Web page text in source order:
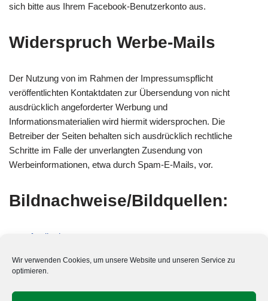
Wir verwenden Cookies, um unsere Website und unseren Service zu
optimieren.
sich bitte aus Ihrem Facebook-Benutzerkonto aus.
Widerspruch Werbe-Mails
Der Nutzung von im Rahmen der Impressumspflicht
veröffentlichten Kontaktdaten zur Übersendung von nicht
ausdrücklich angeforderter Werbung und
Informationsmaterialien wird hiermit widersprochen. Die
Betreiber der Seiten behalten sich ausdrücklich rechtliche
Schritte im Falle der unverlangten Zusendung von
Werbeinformationen, etwa durch Spam-E-Mails, vor.
Bildnachweise/Bildquellen:
www.fotolia.de
www.shutterstock.com